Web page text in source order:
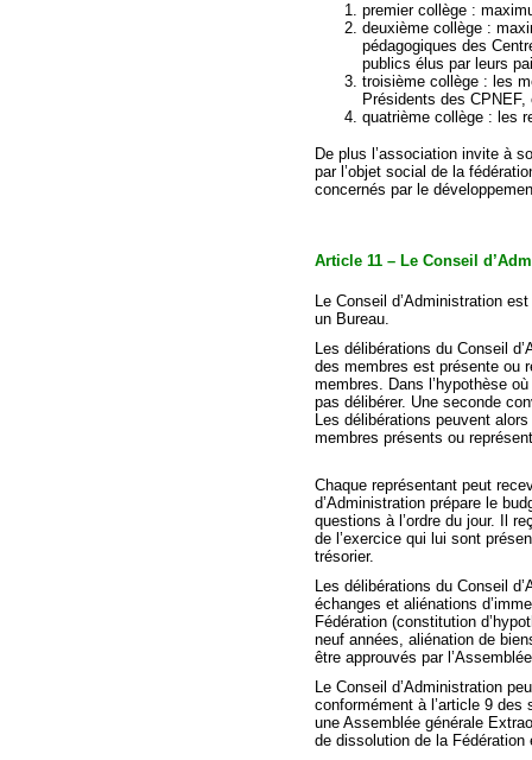
premier collège :
deuxième collège :
pédagogiques des
publics élus par leurs
troisième collège : les
Présidents des
quatrième collège : les
De plus l’association invite à
par l’objet social de la
concernés par le
Article 11 – Le Conseil
Le Conseil d’Administration
un Bureau.
Les délibérations du Conseil
des membres est présente ou
membres. Dans l’hypothèse
pas délibérer. Une seconde
Les délibérations peuvent
membres présents ou
Chaque représentant peut
d’Administration prépare le
questions à l’ordre du jour. Il
de l’exercice qui lui sont
trésorier.
Les délibérations du Conseil
échanges et aliénations
Fédération (constitution
neuf années, aliénation de
être approuvés par
Le Conseil d’Administration
conformément à l’article 9
une Assemblée générale
de dissolution de la